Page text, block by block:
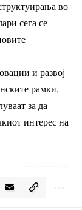
во
сега се
и развој
рамки.
за да
интерес на